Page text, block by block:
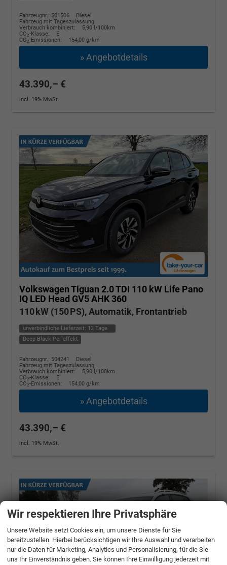
Fahrzeugnr.: 501506
Diesel
Fahrzeug mit Tageszulassung
Verbrauch kombiniert:
5,90 l/100km
CO2-Klasse:
E
CO2-Emissionen: 154,00 g/km
» Angebotdetails
43.390,– €
incl. 19% MwSt.
Volkswagen Tiguan 2.0 TDI 110 kW Life Pano
IQ LED Head GV5 AHK 360
110 kW (150 PS), Automatik, Frontantrieb
unverbindliche Lieferzeit: 12 Tage
Deep Black Perleffekt
Fahrzeugnr.: 504241
Diesel
Fahrzeug mit Tageszulassung
Verbrauch kombiniert:
5,90 l/100km
CO2-Klasse:
E
CO2-Emissionen: 154,00 g/km
» Angebotdetails
43.390,– €
incl. 19% MwSt.
Wir respektieren Ihre Privatsphäre
Unsere Website setzt Cookies ein, um unsere Dienste für Sie
bereitzustellen. Hierbei berücksichtigen wir Ihre Auswahl und verarbeiten
nur die Daten für Marketing, Analytics und Personalisierung, für die Sie
uns Ihr Einverständnis geben. Sie können Ihre Einwilligung jederzeit mit